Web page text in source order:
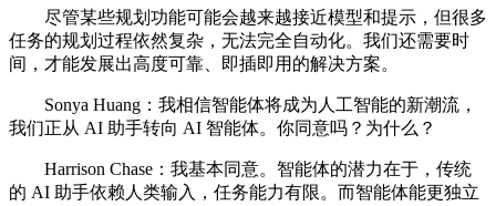
尽管某些规划功能可能会越来越接近模型和提示，但很多
任务的规划过程依然复杂，无法完全自动化。我们还需要时
间，才能发展出高度可靠、即插即用的解决方案。
Sonya Huang：我相信智能体将成为人工智能的新潮流，
我们正从 AI 助手转向 AI 智能体。你同意吗？为什么？
Harrison Chase：我基本同意。智能体的潜力在于，传统
的 AI 助手依赖人类输入，任务能力有限。而智能体能更独立